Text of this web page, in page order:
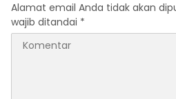
Alamat email Anda tidak akan
wajib ditandai *